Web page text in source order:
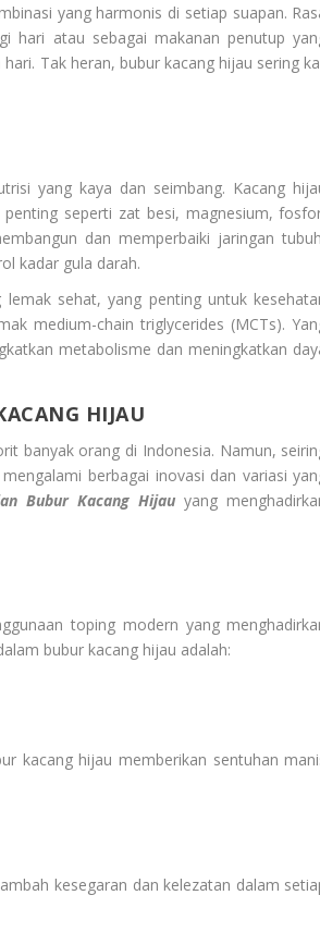
yang harmonis di setiap suapan.
hari atau sebagai makanan penutup
Tak heran, bubur kacang hijau sering
yang kaya dan seimbang. Kacang
seperti zat besi, magnesium,
dan memperbaiki jaringan
kadar gula darah.
sehat, yang penting untuk
medium-chain triglycerides (MCTs).
metabolisme dan meningkatkan
HIJAU
banyak orang di Indonesia. Namun,
berbagai inovasi dan variasi
Bubur Kacang Hijau yang
toping modern yang
bubur kacang hijau adalah:
kacang hijau memberikan sentuhan
kesegaran dan kelezatan dalam